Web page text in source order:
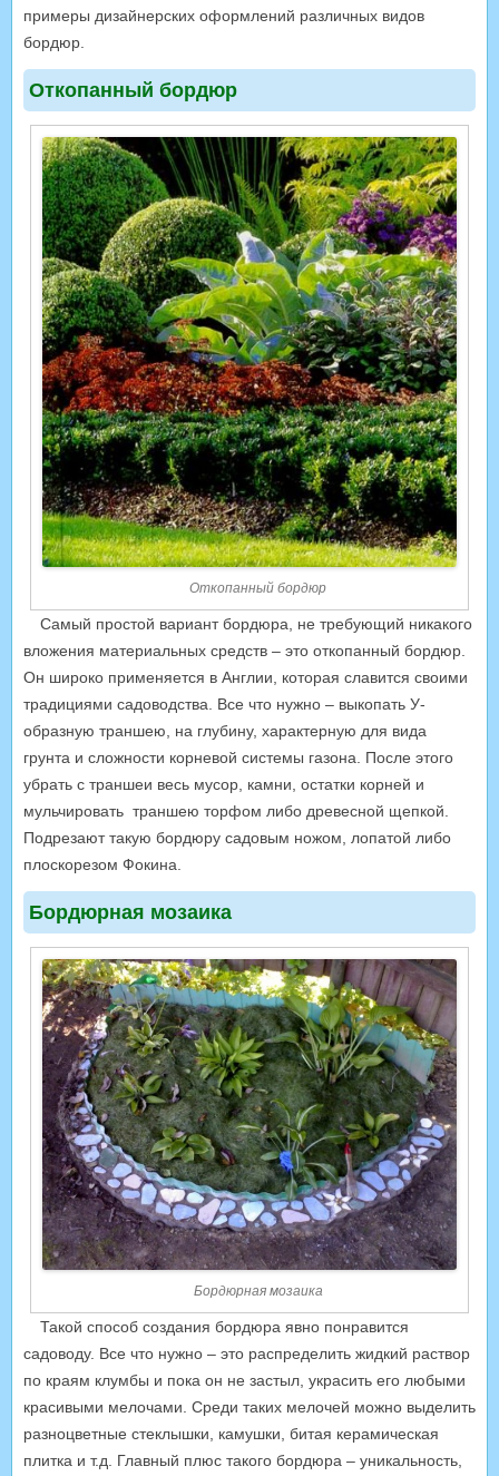
примеры дизайнерских оформлений различных видов
бордюр.
Откопанный бордюр
Откопанный бордюр
Самый простой вариант бордюра, не требующий никакого
вложения материальных средств – это откопанный бордюр.
Он широко применяется в Англии, которая славится своими
традициями садоводства. Все что нужно – выкопать У-
образную траншею, на глубину, характерную для вида
грунта и сложности корневой системы газона. После этого
убрать с траншеи весь мусор, камни, остатки корней и
мульчировать траншею торфом либо древесной щепкой.
Подрезают такую бордюру садовым ножом, лопатой либо
плоскорезом Фокина.
Бордюрная мозаика
Бордюрная мозаика
Такой способ создания бордюра явно понравится
садоводу. Все что нужно – это распределить жидкий раствор
по краям клумбы и пока он не застыл, украсить его любыми
красивыми мелочами. Среди таких мелочей можно выделить
разноцветные стеклышки, камушки, битая керамическая
плитка и т.д. Главный плюс такого бордюра – уникальность,